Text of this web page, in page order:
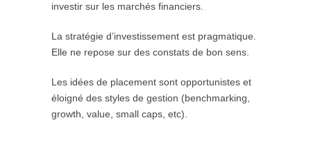
investir sur les marchés financiers.
La stratégie d’investissement est pragmatique.
Elle ne repose sur des constats de bon sens.
Les idées de placement sont opportunistes et
éloigné des styles de gestion (benchmarking,
growth, value, small caps, etc).